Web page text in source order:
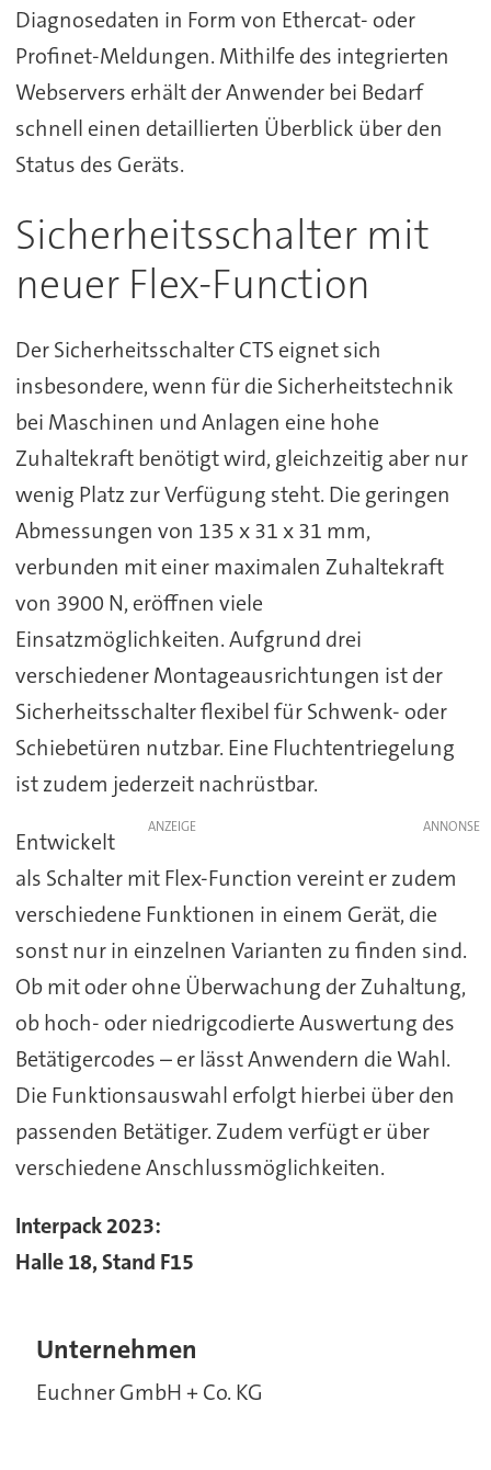
Diagnosedaten in Form von Ethercat- oder
Profinet-Meldungen. Mithilfe des integrierten
Webservers erhält der Anwender bei Bedarf
schnell einen detaillierten Überblick über den
Status des Geräts.
Sicherheitsschalter mit
neuer Flex-Function
Der Sicherheitsschalter CTS eignet sich
insbesondere, wenn für die Sicherheitstechnik
bei Maschinen und Anlagen eine hohe
Zuhaltekraft benötigt wird, gleichzeitig aber nur
wenig Platz zur Verfügung steht. Die geringen
Abmessungen von 135 x 31 x 31 mm,
verbunden mit einer maximalen Zuhaltekraft
von 3900 N, eröffnen viele
Einsatzmöglichkeiten. Aufgrund drei
verschiedener Montageausrichtungen ist der
Sicherheitsschalter flexibel für Schwenk- oder
Schiebetüren nutzbar. Eine Fluchtentriegelung
ist zudem jederzeit nachrüstbar.
ANZEIGE
Entwickelt
als Schalter mit Flex-Function vereint er zudem
verschiedene Funktionen in einem Gerät, die
sonst nur in einzelnen Varianten zu finden sind.
Ob mit oder ohne Überwachung der Zuhaltung,
ob hoch- oder niedrigcodierte Auswertung des
Betätigercodes – er lässt Anwendern die Wahl.
Die Funktionsauswahl erfolgt hierbei über den
passenden Betätiger. Zudem verfügt er über
verschiedene Anschlussmöglichkeiten.
Interpack 2023:
Halle 18, Stand F15
Unternehmen
Euchner GmbH + Co. KG